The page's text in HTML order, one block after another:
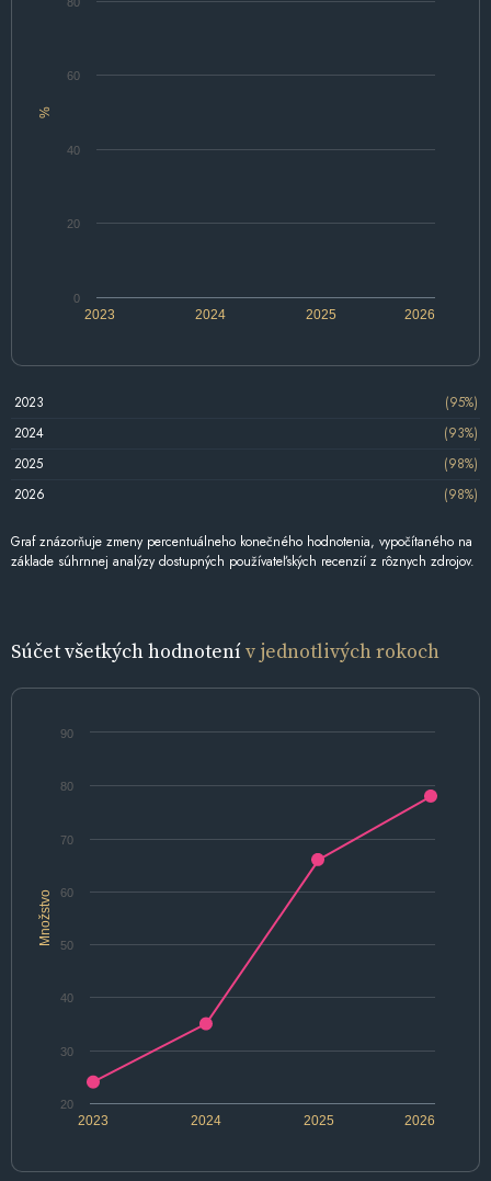
%
2024 2026
2023 2025
0
20
40
60
2023
(95%)
2024
(93%)
2025
(98%)
2026
(98%)
Graf znázorňuje zmeny percentuálneho konečného hodnotenia, vypočítaného na
základe súhrnnej analýzy dostupných používateľských recenzií z rôznych zdrojov.
Súčet všetkých hodnotenív jednotlivých rokoch
Množstvo
2024 2026
2023 2025
20
30
40
50
60
70
80
90